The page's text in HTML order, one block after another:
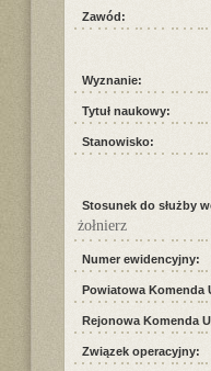
Zawód:
Wyznanie:
Tytuł naukowy:
Stanowisko:
Stosunek do służby
żołnierz
Numer ewidencyjny:
Powiatowa Komenda
Rejonowa Komenda
Związek operacyjny: